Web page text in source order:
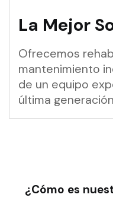
La Mejor
Ofrecemos
mantenimiento
de un equipo
última generación
¿Cómo es